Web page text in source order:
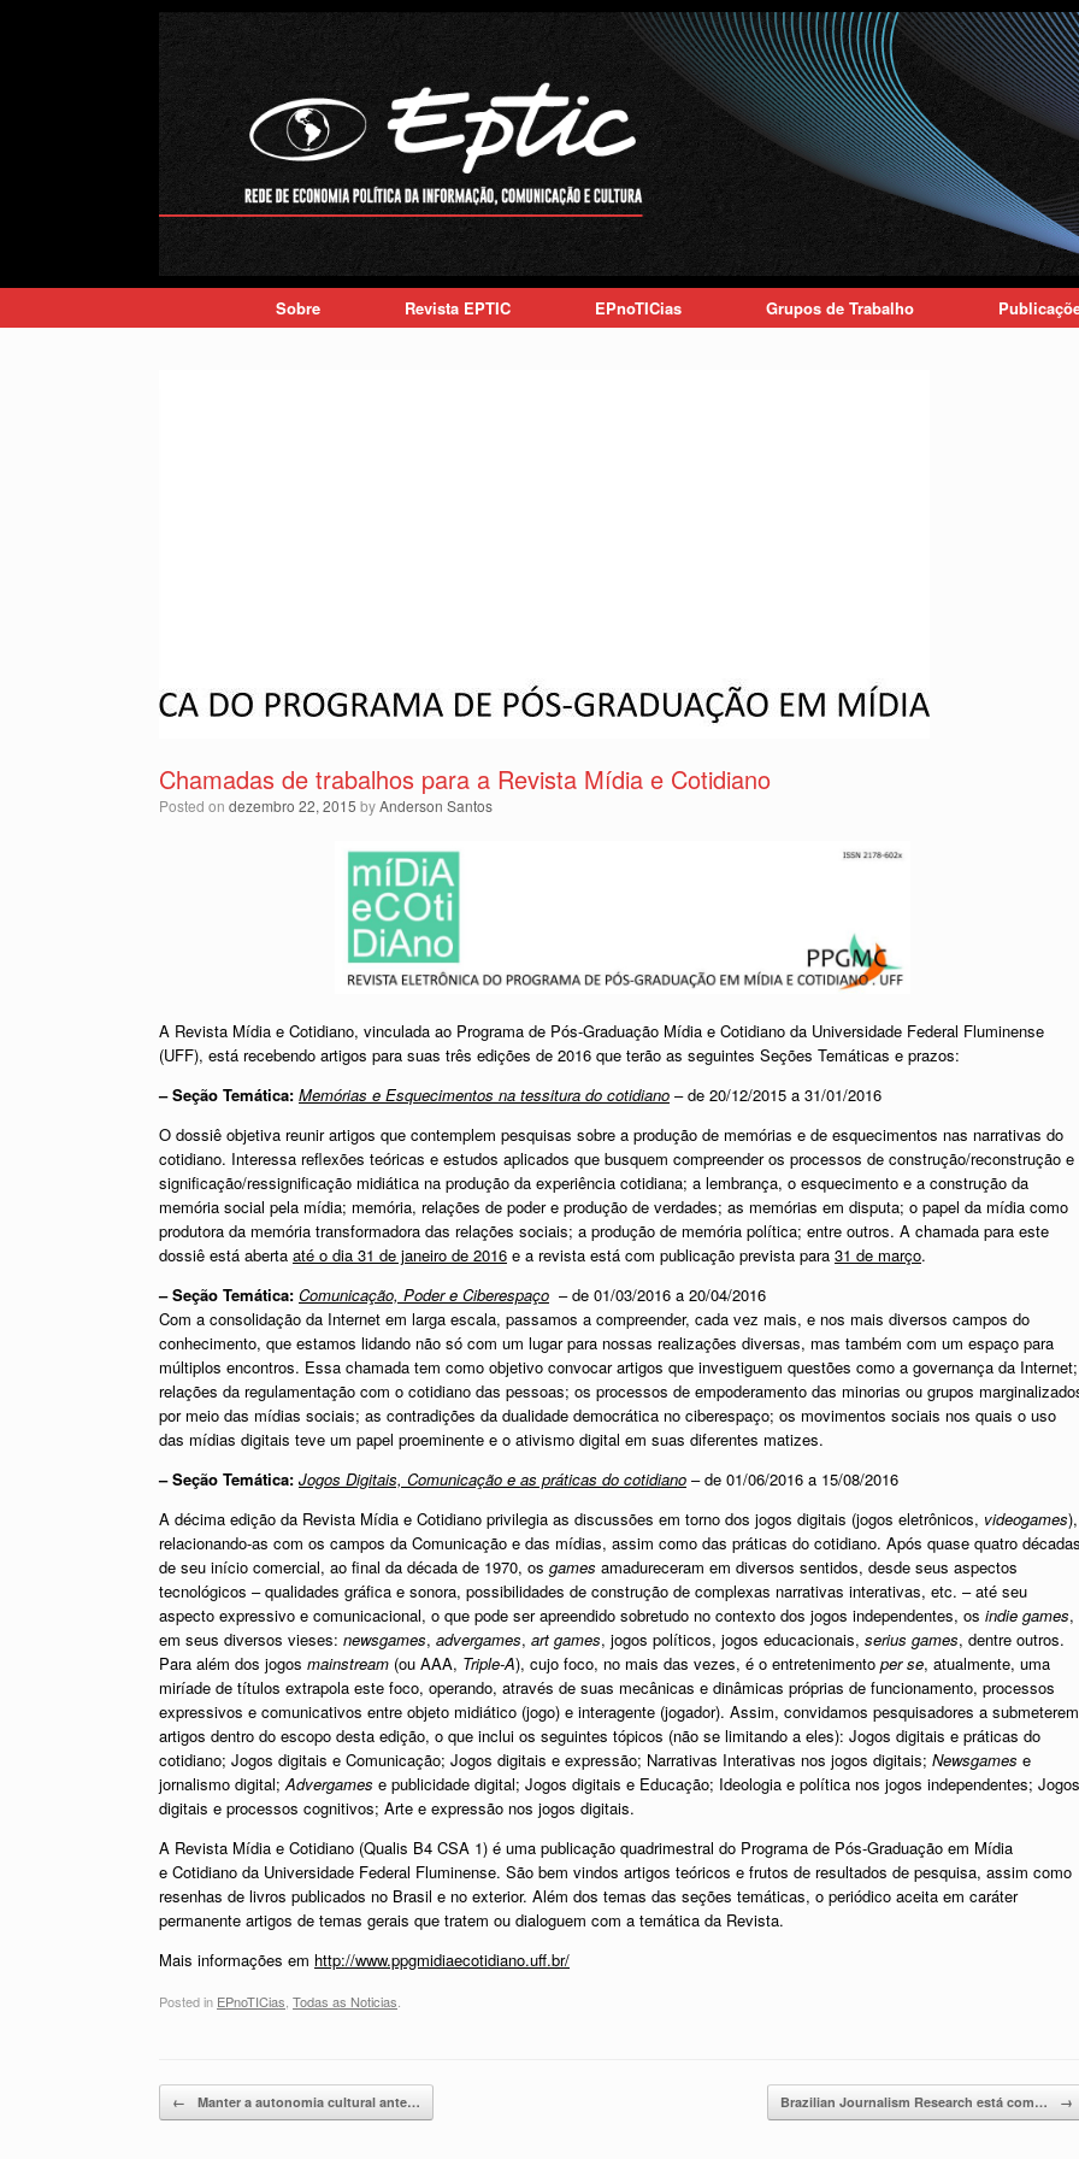
Sobre Revista EPTIC EPnoTICias Grupos de Trabalho
Chamadas de trabalhos para a Revista Mídia e Cotidiano
Posted on dezembro 22, 2015 byAnderson Santos
A Revista Mídia e Cotidiano, vinculada ao Programa de Pós-Graduação Mídia e Cotidiano da Universidade Federal Fluminense
(UFF), está recebendo artigos para suas três edições de 2016 que terão as seguintes Seções Temáticas e prazos:
– Seção Temática: Memórias e Esquecimentos na tessitura do cotidiano – de 20/12/2015 a 31/01/2016
O dossiê objetiva reunir artigos que contemplem pesquisas sobre a produção de memórias e de esquecimentos nas narrativas do
cotidiano. Interessa reflexões teóricas e estudos aplicados que busquem compreender os processos de construção/reconstrução e
significação/ressignificação midiática na produção da experiência cotidiana; a lembrança, o esquecimento e a construção da
memória social pela mídia; memória, relações de poder e produção de verdades; as memórias em disputa; o papel da mídia como
produtora da memória transformadora das relações sociais; a produção de memória política; entre outros. A chamada para este
dossiê está aberta até o dia 31 de janeiro de 2016 e a revista está com publicação prevista para 31 de março.
– Seção Temática: Comunicação, Poder e Ciberespaço – de 01/03/2016 a 20/04/2016
Com a consolidação da Internet em larga escala, passamos a compreender, cada vez mais, e nos mais diversos campos do
conhecimento, que estamos lidando não só com um lugar para nossas realizações diversas, mas também com um espaço para
múltiplos encontros. Essa chamada tem como objetivo convocar artigos que investiguem questões como a governança da Internet;
relações da regulamentação com o cotidiano das pessoas; os processos de empoderamento das minorias ou grupos
por meio das mídias sociais; as contradições da dualidade democrática no ciberespaço; os movimentos sociais nos quais o uso
das mídias digitais teve um papel proeminente e o ativismo digital em suas diferentes matizes.
–Seção Temática: Jogos Digitais, Comunicação e as práticas do cotidiano – de 01/06/2016 a 15/08/2016
A décima edição da Revista Mídia e Cotidiano privilegia as discussões em torno dos jogos digitais (jogos eletrônicos, videogames),
relacionando-as com os campos da Comunicação e das mídias, assim como das práticas do cotidiano. Após quase quatro
de seu início comercial, ao final da década de 1970, os games amadureceram em diversos sentidos, desde seus aspectos
tecnológicos – qualidades gráfica e sonora, possibilidades de construção de complexas narrativas interativas, etc. – até seu
aspecto expressivo e comunicacional, o que pode ser apreendido sobretudo no contexto dos jogos independentes, os indie games,
em seus diversos vieses: newsgames, advergames, art games, jogos políticos, jogos educacionais, serius games, dentre outros.
Para além dos jogos mainstream (ou AAA, Triple-A), cujo foco, no mais das vezes, é o entretenimento per se, atualmente, uma
miríade de títulos extrapola este foco, operando, através de suas mecânicas e dinâmicas próprias de funcionamento, processos
expressivos e comunicativos entre objeto midiático (jogo) e interagente (jogador). Assim, convidamos pesquisadores a submeterem
artigos dentro do escopo desta edição, o que inclui os seguintes tópicos (não se limitando a eles): Jogos digitais e práticas do
cotidiano; Jogos digitais e Comunicação; Jogos digitais e expressão; Narrativas Interativas nos jogos digitais; Newsgames e
jornalismo digital; Advergames e publicidade digital; Jogos digitais e Educação; Ideologia e política nos jogos independentes; Jogos
digitais e processos cognitivos; Arte e expressão nos jogos digitais.
A Revista Mídia e Cotidiano (Qualis B4 CSA 1) é uma publicação quadrimestral do Programa de Pós-Graduação em Mídia
e Cotidiano da Universidade Federal Fluminense. São bem vindos artigos teóricos e frutos de resultados de pesquisa, assim como
resenhas de livros publicados no Brasil e no exterior. Além dos temas das seções temáticas, o periódico aceita em caráter
permanente artigos de temas gerais que tratem ou dialoguem com a temática da Revista.
Mais informações em http://www.ppgmidiaecotidiano.uff.br/
Posted in EPnoTICias, Todas as Noticias.
Post navigation
← Manter a autonomia cultural ante… Brazilian Journalism Research está com… →